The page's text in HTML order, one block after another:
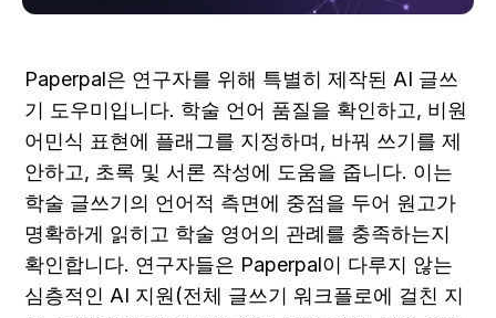
Paperpal은 연구자를 위해 특별히 제작된 AI 글쓰
기 도우미입니다. 학술 언어 품질을 확인하고, 비원
어민식 표현에 플래그를 지정하며, 바꿔 쓰기를 제
안하고, 초록 및 서론 작성에 도움을 줍니다. 이는
학술 글쓰기의 언어적 측면에 중점을 두어 원고가
명확하게 읽히고 학술 영어의 관례를 충족하는지
확인합니다. 연구자들은 Paperpal이 다루지 않는
심층적인 AI 지원(전체 글쓰기 워크플로에 걸친 지